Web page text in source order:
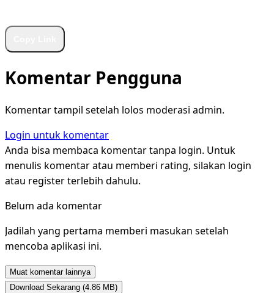
Komentar Pengguna
Komentar tampil setelah lolos moderasi admin.
Login untuk komentar
Anda bisa membaca komentar tanpa login. Untuk
menulis komentar atau memberi rating, silakan login
atau register terlebih dahulu.
Belum ada komentar
Jadilah yang pertama memberi masukan setelah
mencoba aplikasi ini.
Muat komentar lainnya
Download Sekarang (4.86 MB)